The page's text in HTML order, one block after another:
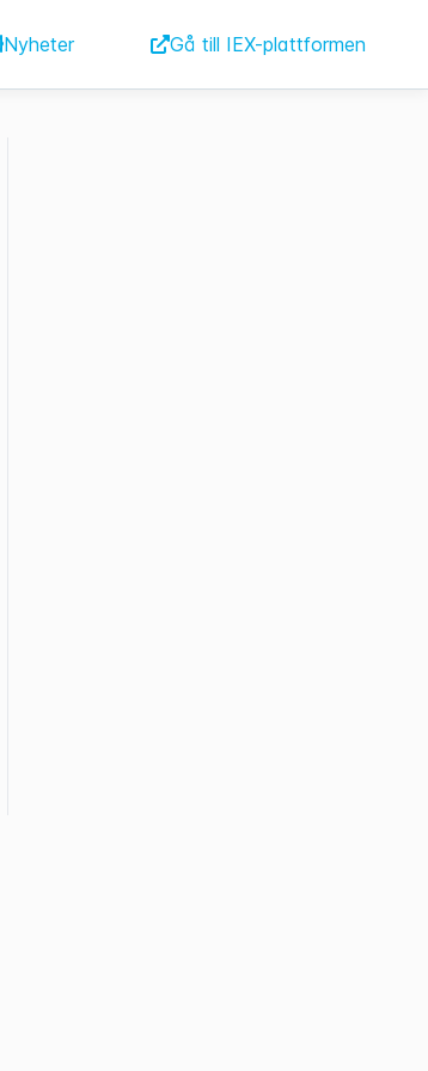
Nyheter Gå till IEX-plattformen